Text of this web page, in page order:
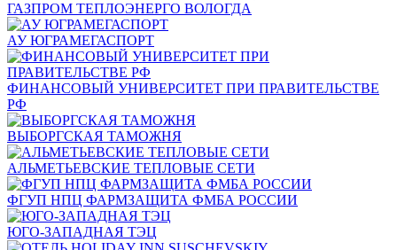
ГАЗПРОМ ТЕПЛОЭНЕРГО ВОЛОГДА
АУ ЮГРАМЕГАСПОРТ
ФИНАНСОВЫЙ УНИВЕРСИТЕТ ПРИ ПРАВИТЕЛЬСТВЕ
РФ
ВЫБОРГСКАЯ ТАМОЖНЯ
АЛЬМЕТЬЕВСКИЕ ТЕПЛОВЫЕ СЕТИ
ФГУП НПЦ ФАРМЗАЩИТА ФМБА РОССИИ
ЮГО-ЗАПАДНАЯ ТЭЦ